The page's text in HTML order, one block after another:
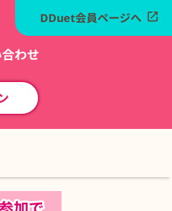
わせ
DDuet会員ページへ